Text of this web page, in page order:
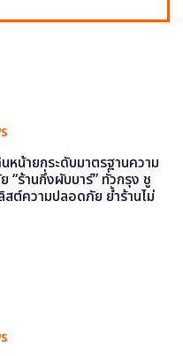
หน้ายกระดับมาตรฐานความ
“ร้านกึ่งผับบาร์” ทั่วกรุง ชู
สต์ความปลอดภัย ย้ำร้านไม่